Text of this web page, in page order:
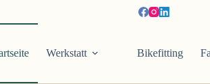
Werkstatt Bikefitting